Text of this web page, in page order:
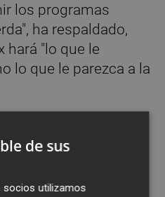
los programas
ha respaldado,
hará "lo que le
lo que le parezca a la
lo que nos
responde a los
y los gustos de
ante la polémica
de sus
socios utilizamos